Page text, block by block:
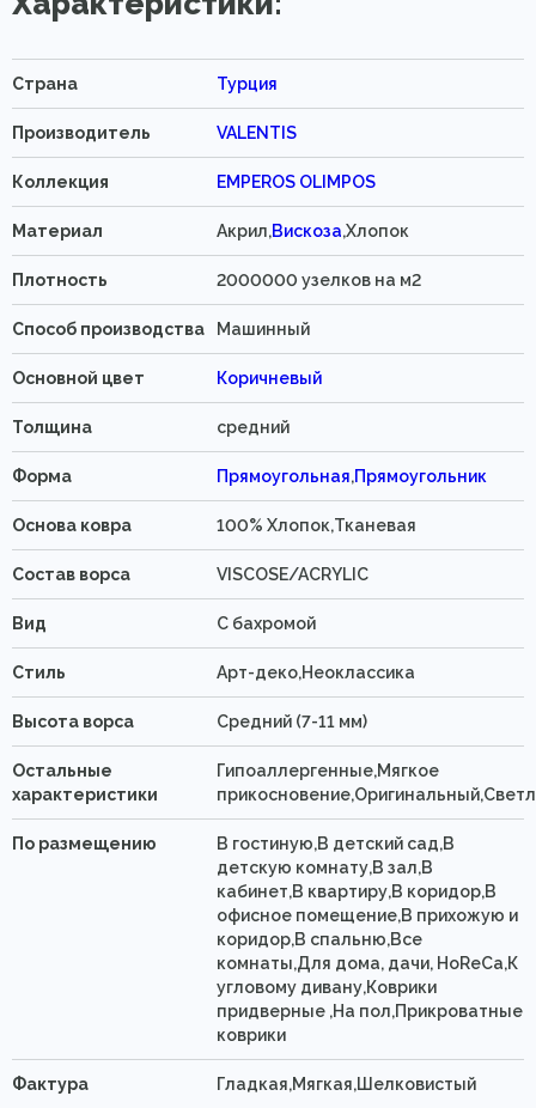
Страна Турция
Производитель VALENTIS
Коллекция EMPEROS OLIMPOS
Материал Акрил,Вискоза,Хлопок
Плотность 2000000 узелков на м2
Способ производства Машинный
Основной цвет Коричневый
Толщина средний
Форма Прямоугольная,Прямоугольник
Основа ковра 100% Хлопок,Тканевая
Состав ворса VISCOSE/ACRYLIC
Вид C бахромой
Стиль Арт-деко,Неоклассика
Высота ворса Средний (7-11 мм)
Остальные
характеристики
Гипоаллергенные,Мягкое
По размещению
В гостиную,В детский сад,В
детскую комнату,В зал,В
кабинет,В квартиру,В коридор,В
офисное помещение,В прихожую и
коридор,В спальню,Все
комнаты,Для дома, дачи, HoReCa,К
угловому дивану,Коврики
придверные ,На пол,Прикроватные
коврики
Фактура Гладкая,Мягкая,Шелковистый